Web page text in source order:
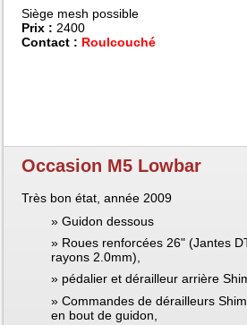
Siège mesh possible
Prix : 2400
Contact : Roulcouché
Occasion M5 Lowbar
Très bon état, année 2009
Guidon dessous
Roues renforcées 26" (Jantes
rayons 2.0mm),
pédalier et dérailleur arrière
Commandes de dérailleurs
en bout de guidon,